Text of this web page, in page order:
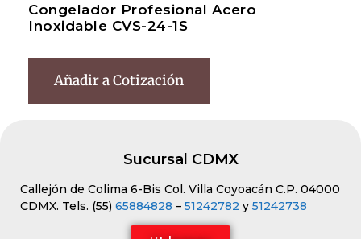
Congelador Profesional Acero
Inoxidable CVS-24-1S
Añadir a Cotización
Sucursal CDMX
Callejón de Colima 6-Bis Col. Villa Coyoacán C.P. 04000
CDMX. Tels. (55) 65884828 – 51242782 y 51242738